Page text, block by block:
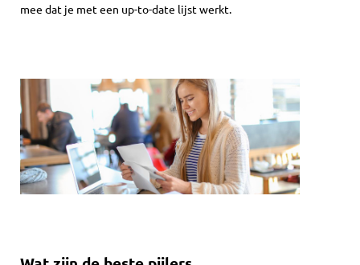
mee dat je met een up-to-date lijst werkt.